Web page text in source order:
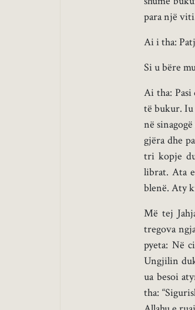
para një
Ai i tha:
Si u bëre
Ai tha:
të bukur. Iu
në
gjëra dhe
tri kopje
librat. Ata
blenë. Aty
Më tej
tregova
pyeta: Në
Ungjilin
ua besoi
tha: